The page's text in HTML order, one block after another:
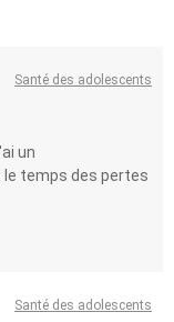
Santé des adolescents
un
temps des pertes
Santé des adolescents